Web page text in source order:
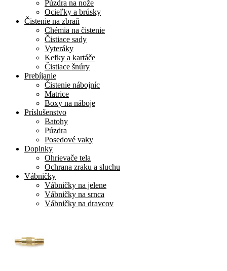
Púzdra na nože
Ocieľky a brúsky
Čistenie na zbraň
Chémia na čistenie
Čistiace sady
Vyteráky
Kefky a kartáče
Čistiace šnúry
Prebíjanie
Čistenie nábojníc
Matrice
Boxy na náboje
Príslušenstvo
Batohy
Púzdra
Posedové vaky
Doplnky
Ohrievače tela
Ochrana zraku a sluchu
Vábničky
Vábničky na jelene
Vábničky na srnca
Vábničky na dravcov